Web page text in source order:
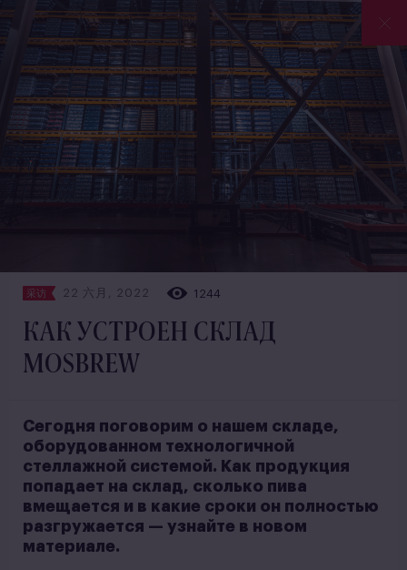
采访 22 六月, 2022 1244
КАК УСТРОЕН СКЛАД
MOSBREW
Сегодня поговорим о нашем складе,
оборудованном технологичной
стеллажной системой. Как продукция
попадает на склад, сколько пива
вмещается и в какие сроки он полностью
разгружается — узнайте в новом
материале.